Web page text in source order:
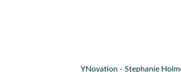
YNovation - Stephanie